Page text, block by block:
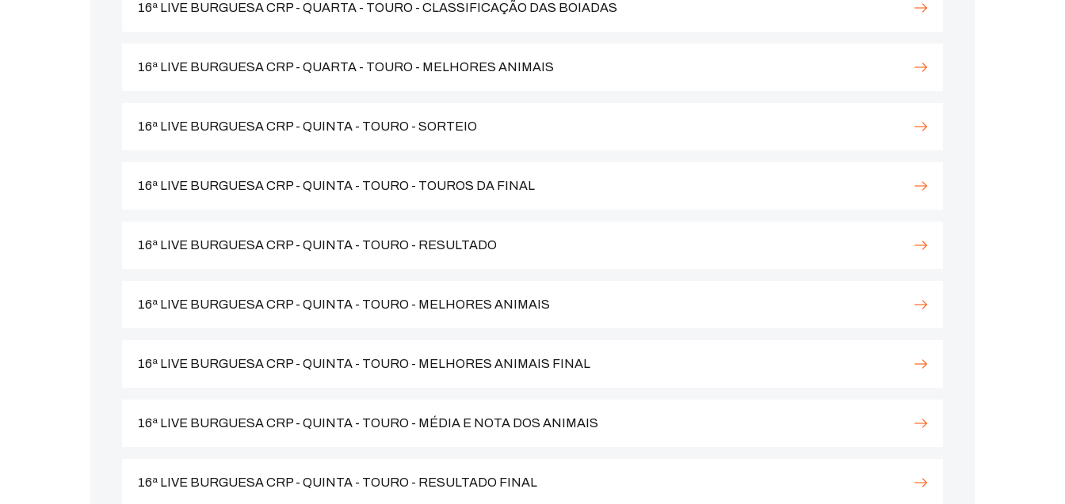
16ª LIVE BURGUESA CRP - QUARTA - TOURO - CLASSIFICAÇÃO DAS BOIADAS
16ª LIVE BURGUESA CRP - QUARTA - TOURO - MELHORES ANIMAIS
16ª LIVE BURGUESA CRP - QUINTA - TOURO - SORTEIO
16ª LIVE BURGUESA CRP - QUINTA - TOURO - TOUROS DA FINAL
16ª LIVE BURGUESA CRP - QUINTA - TOURO - RESULTADO
16ª LIVE BURGUESA CRP - QUINTA - TOURO - MELHORES ANIMAIS
16ª LIVE BURGUESA CRP - QUINTA - TOURO - MELHORES ANIMAIS FINAL
16ª LIVE BURGUESA CRP - QUINTA - TOURO - MÉDIA E NOTA DOS ANIMAIS
16ª LIVE BURGUESA CRP - QUINTA - TOURO - RESULTADO FINAL